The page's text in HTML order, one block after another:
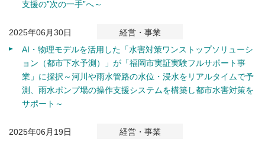
支援の”次の一手”へ～
2025年06月30日
経営・事業
AI・物理モデルを活用した「水害対策ワンストップソリューシ
ョン（都市下水予測）」が「福岡市実証実験フルサポート事
業」に採択～河川や雨水管路の水位・浸水をリアルタイムで予
測、雨水ポンプ場の操作支援システムを構築し都市水害対策を
サポート～
2025年06月19日
経営・事業